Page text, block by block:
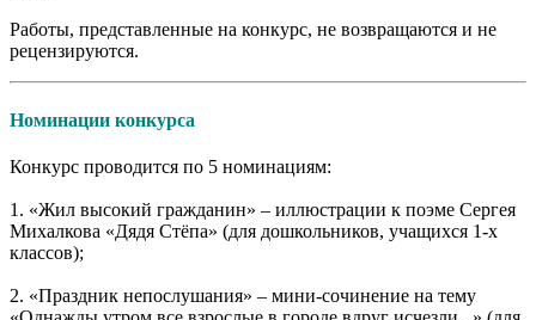
Работы, представленные на конкурс, не возвращаются и не
рецензируются.
Номинации конкурса
Конкурс проводится по 5 номинациям:
1. «Жил высокий гражданин» – иллюстрации к поэме Сергея
Михалкова «Дядя Стёпа» (для дошкольников, учащихся 1-х
классов);
2. «Праздник непослушания» – мини-сочинение на тему